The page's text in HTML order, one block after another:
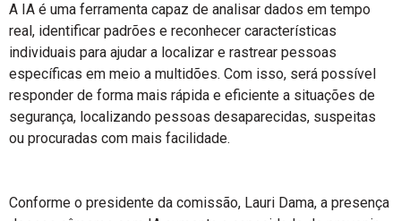
A IA é uma ferramenta capaz de analisar dados em tempo
real, identificar padrões e reconhecer características
individuais para ajudar a localizar e rastrear pessoas
específicas em meio a multidões. Com isso, será possível
responder de forma mais rápida e eficiente a situações de
segurança, localizando pessoas desaparecidas, suspeitas
ou procuradas com mais facilidade.
Conforme o presidente da comissão, Lauri Dama, a presença